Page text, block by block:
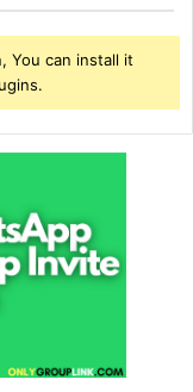
You can install it